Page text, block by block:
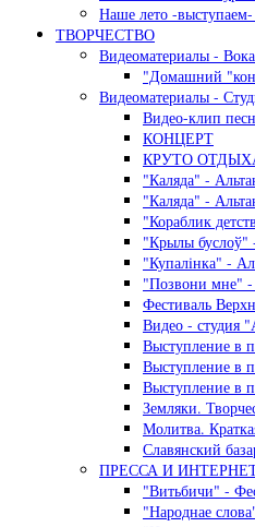
Наше лето -
ТВОРЧЕСТВО
Видеоматериалы -
"Домашний
Видеоматериалы -
Видео-клип
КОНЦЕРТ
КРУТО
"Каляда" -
"Каляда" -
"Кораблик
"Крылы буслоў"
"Купалiнка" -
"Позвони мне" -
Фестиваль
Видео - студия
Выступление в
Выступление в
Выступление в
Земляки.
Молитва.
Славянский
ПРЕССА И
"Витьбичи" -
"Народнае